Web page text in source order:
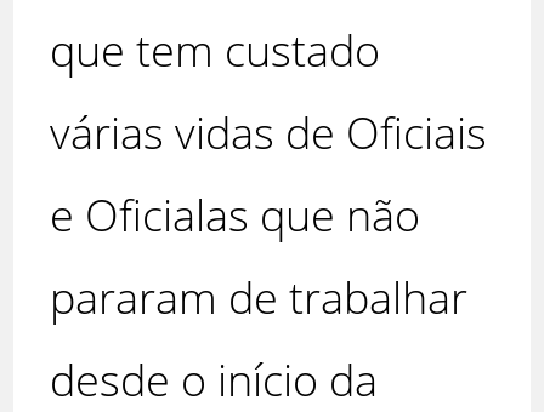
que tem custado
várias vidas de Oficiais
e Oficialas que não
pararam de trabalhar
desde o início da